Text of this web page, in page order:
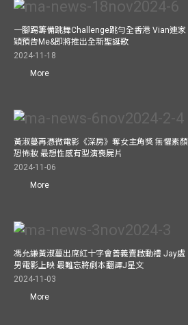
一腳踢籌備跳舞Challenge跳勻全香港 Vian連家
穎預告Me&即將推出全新聖誕歌
2024-11-18
More
黃淑蔓再憑微電影《深房》奪女主角獎 無懼素顏
恐怖妝 最想性感有型演喪屍片
2024-11-06
More
馮允謙黃淑蔓出席紅十字會善義賣啟動禮 Jay處
男電影上映 最難忘將劇本翻譯J星文
2024-11-03
More